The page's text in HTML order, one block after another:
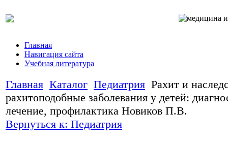
Главная
Навигация сайта
Учебная литература
Главная Каталог Педиатрия Рахит и
рахитоподобные заболевания у детей:
лечение, профилактика Новиков П.В.
Вернуться к: Педиатрия